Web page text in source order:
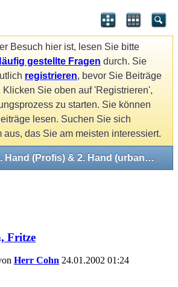
Besuch hier ist, lesen Sie bitte
gestellte Fragen durch. Sie
registrieren, bevor Sie Beiträge
Sie oben auf 'Registrieren',
zu starten. Sie können
lesen. Suchen Sie sich
aus, das Sie am meisten interessiert.
Paparazzi aus 1. Hand (Profis) & 2. Hand (urbane Mythen)
Fritze
Herr Cohn 24.01.2002 01:24